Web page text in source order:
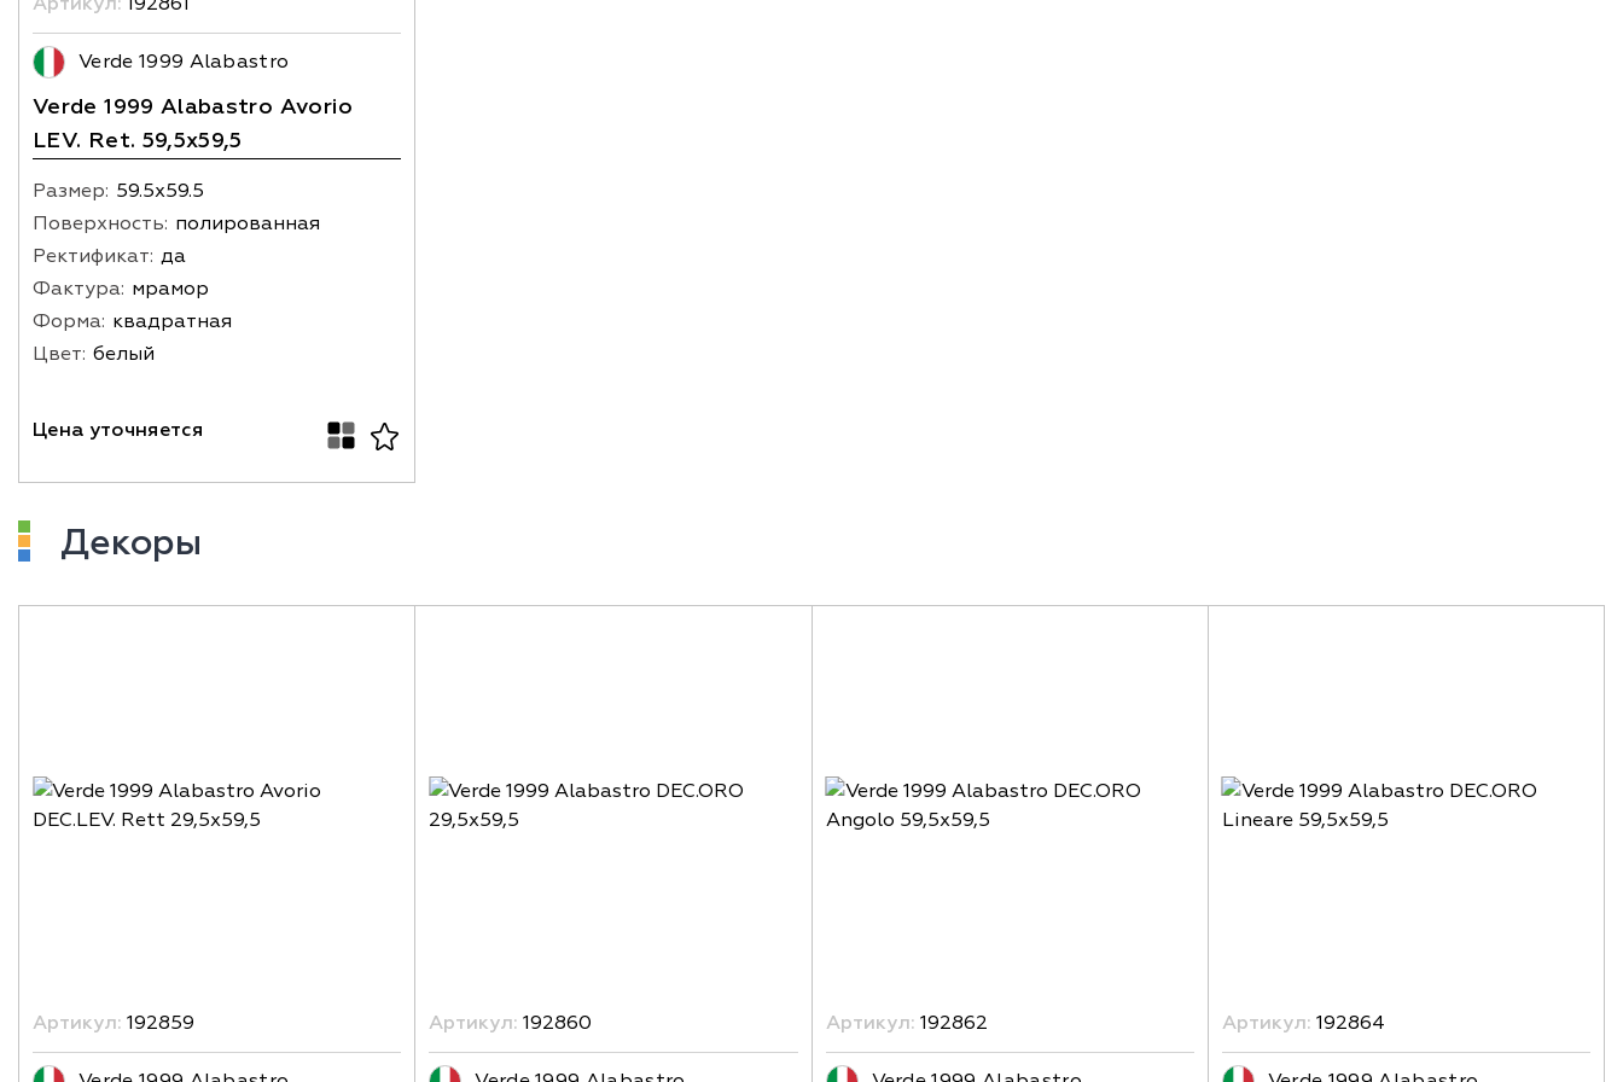
Verde 1999 Alabastro
Verde 1999 Alabastro Avorio
LEV. Ret. 59,5x59,5
Размер: 59.5х59.5
Поверхность: полированная
Ректификат: да
Фактура: мрамор
Форма: квадратная
Цвет: белый
Цена уточняется
Декоры
Артикул: 192859 Артикул: 192860 Артикул: 192862 Артикул: 192864